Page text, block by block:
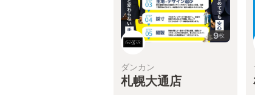
9枚
ダンカン
札幌大通店